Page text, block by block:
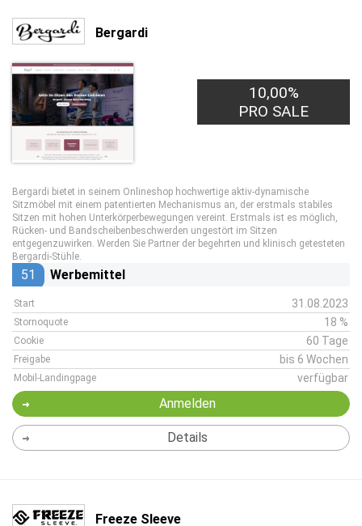
Bergardi
10,00%
PRO SALE
Bergardi bietet in seinem Onlineshop hochwertige aktiv-dynamische
Sitzmöbel mit einem patentierten Mechanismus an, der erstmals stabiles
Sitzen mit hohen Unterkörperbewegungen vereint. Erstmals ist es möglich,
Rücken- und Bandscheibenbeschwerden ungestört im Sitzen
entgegenzuwirken. Werden Sie Partner der begehrten und klinisch getesteten
Bergardi-Stühle.
51 Werbemittel
Start 31.08.2023
Stornoquote 18 %
Cookie 60 Tage
Freigabe bis 6 Wochen
Mobil-Landingpage verfügbar
Anmelden
Details
Freeze Sleeve